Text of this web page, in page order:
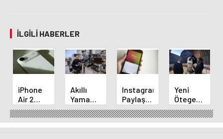
İLGILI HABERLER
iPhone
Air 2
Tanıtımı
Yaklaşıyor:
5
Akıllı
Yama
Çevresel
Tehlikeleri
Titreşimle
Instagram,
Paylaşımlarda
Müzik
Değiştirme
Özelliğini
Yeni
Ötegezegen
Keşfi:
Türk
Bilim